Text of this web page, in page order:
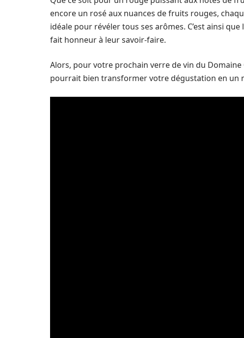
encore un rosé aux nuances de fruits rouges,
idéale pour révéler tous ses arômes. C’est ainsi
fait honneur à leur savoir-faire.
Alors, pour votre prochain verre de vin du
pourrait bien transformer votre dégustation en un